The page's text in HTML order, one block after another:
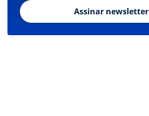
Assinar newsletter